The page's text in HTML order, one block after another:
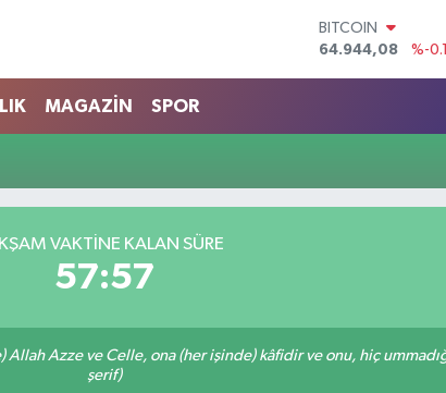
BITCOIN
64.944,08
%-
55,2510
%0.32
MAGAZİN SPOR
VAKTINE KALAN SÜRE
57:57
Azze ve Celle, ona (her işinde) kâfidir ve onu, hiç
şerif)